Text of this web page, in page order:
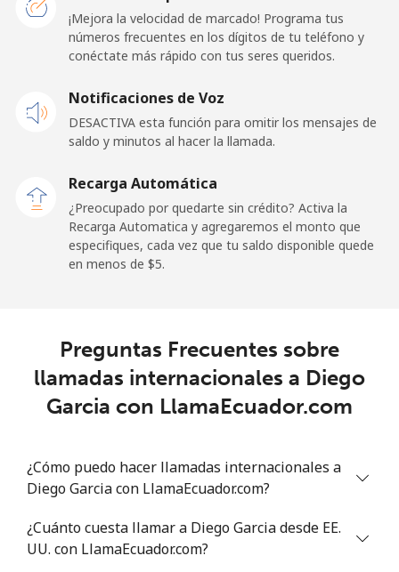
Línea fija ⁦29.9¢⁩ 33 min por ⁦$10⁩
⁦31.5¢⁩ 31 min por ⁦$10⁩
Celular ⁦15.5¢⁩ 64 min por ⁦$10⁩
¡Mejora la velocidad de marcado! Programa tus
números frecuentes en los dígitos de tu teléfono y
conéctate más rápido con tus seres queridos.
Notificaciones de Voz
DESACTIVA esta función para omitir los mensajes de
saldo y minutos al hacer la llamada.
Recarga Automática
¿Preocupado por quedarte sin crédito? Activa la
Recarga Automatica y agregaremos el monto que
especifiques, cada vez que tu saldo disponible quede
en menos de ⁦$5⁩.
Preguntas Frecuentes sobre
llamadas internacionales a Diego
Garcia con LlamaEcuador.com
¿Cómo puedo hacer llamadas internacionales a
Diego Garcia con LlamaEcuador.com?
¿Cuánto cuesta llamar a Diego Garcia desde EE.
UU. con LlamaEcuador.com?